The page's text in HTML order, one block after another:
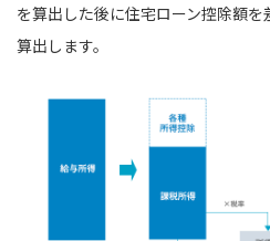
を算出した後に住宅ローン控除額
算出します。